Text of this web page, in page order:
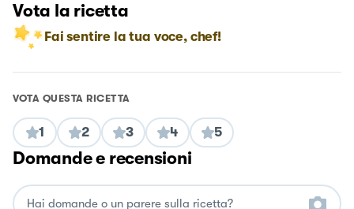
Vota la ricetta
Fai sentire la tua voce, chef!
VOTA QUESTA RICETTA
1 2 3 4 5
Domande e recensioni